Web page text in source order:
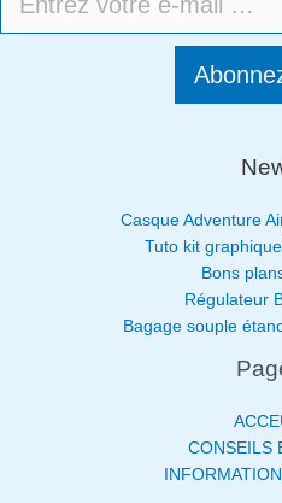
Casque Adventure
Tuto kit
Bons
Régulateur
Bagage souple
CONSEILS